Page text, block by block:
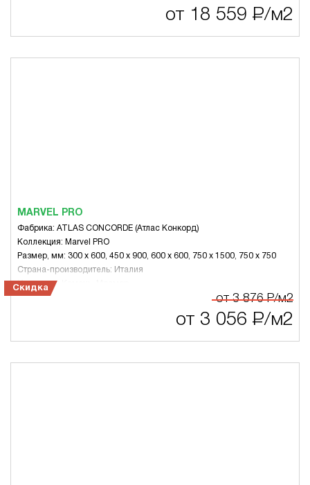
от 18 559 Р/м2
MARVEL PRO
Фабрика: ATLAS CONCORDE (Атлас Конкорд)
Коллекция: Marvel PRO
Размер, мм: 300 x 600, 450 x 900, 600 x 600, 750 x 1500, 750 x 750
Страна-производитель: Италия
Имитация: Камень, Мрамор
Стиль: Современный
Цвет: Бежевая гамма, Белый, Серая гамма, Чёрный
Скидка
от 3 876Р/м2
от 3 056 Р/м2